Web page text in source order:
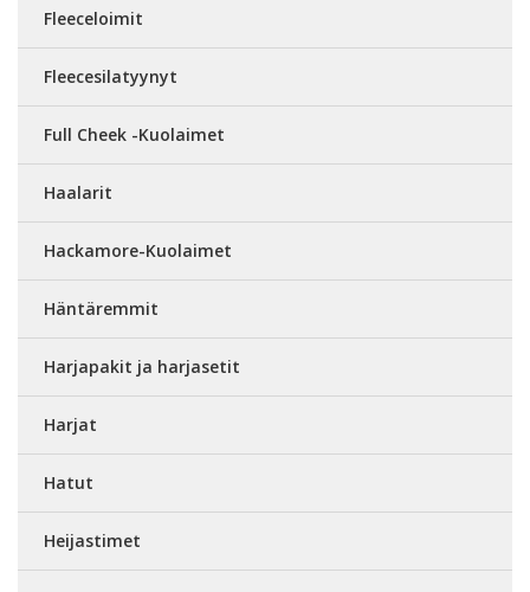
Fleeceloimit
Fleecesilatyynyt
Full Cheek -Kuolaimet
Haalarit
Hackamore-Kuolaimet
Häntäremmit
Harjapakit ja harjasetit
Harjat
Hatut
Heijastimet